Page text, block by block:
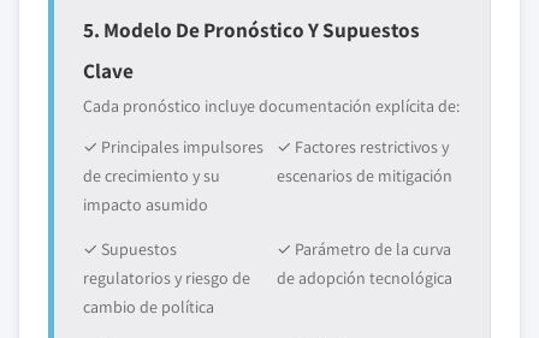
5. Modelo De Pronóstico Y Supuestos
Clave
Cada pronóstico incluye documentación explícita de:
✓ Principales impulsores
de crecimiento y su
impacto asumido
✓ Factores restrictivos y
escenarios de mitigación
✓ Supuestos
regulatorios y riesgo de
cambio de política
✓ Parámetro de la curva
de adopción tecnológica